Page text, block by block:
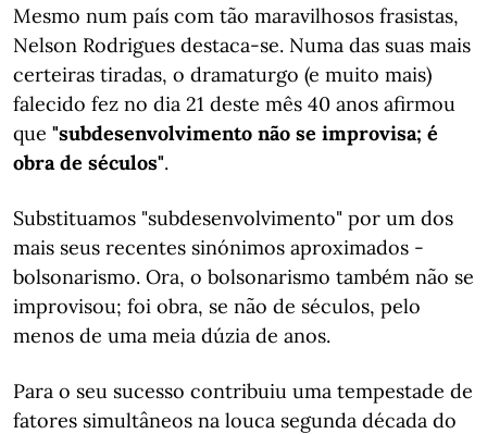
Mesmo num país com tão maravilhosos frasistas,
Nelson Rodrigues destaca-se. Numa das suas mais
certeiras tiradas, o dramaturgo (e muito mais)
falecido fez no dia 21 deste mês 40 anos afirmou
que "subdesenvolvimento não se improvisa; é
obra de séculos".
Substituamos "subdesenvolvimento" por um dos
mais seus recentes sinónimos aproximados -
bolsonarismo. Ora, o bolsonarismo também não se
improvisou; foi obra, se não de séculos, pelo
menos de uma meia dúzia de anos.
Para o seu sucesso contribuiu uma tempestade de
fatores simultâneos na louca segunda década do